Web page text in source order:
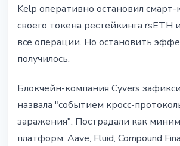
Kelp оперативно остановил
своего токена рестейкинга rsETH
все операции. Но остановить
получилось.
Блокчейн-компания Cyvers
назвала "событием кросс-
заражения". Пострадали как
платформ: Aave, Fluid, Compound